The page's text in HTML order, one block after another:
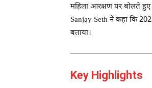
महिला आरक्षण पर बोलते हुए
Sanjay Seth ने कहा कि
बताया।
Key Highlights